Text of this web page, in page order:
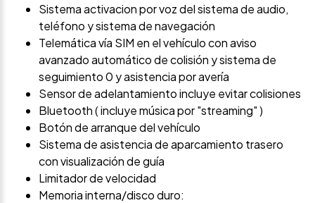
Sistema activacion por voz del sistema de audio,
teléfono y sistema de navegación
Telemática vía SIM en el vehículo con aviso
avanzado automático de colisión y sistema de
seguimiento 0 y asistencia por avería
Sensor de adelantamiento incluye evitar colisiones
Bluetooth ( incluye música por "streaming" )
Botón de arranque del vehículo
Sistema de asistencia de aparcamiento trasero
con visualización de guía
Limitador de velocidad
Memoria interna/disco duro: